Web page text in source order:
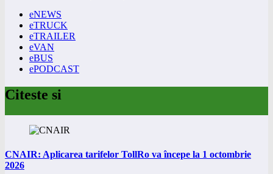
eNEWS
eTRUCK
eTRAILER
eVAN
eBUS
ePODCAST
Citeste si
CNAIR: Aplicarea tarifelor TollRo va începe la 1 octombrie
2026